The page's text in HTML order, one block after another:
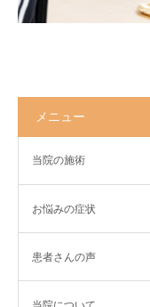
メニュー
当院の施術
お悩みの症状
患者さんの声